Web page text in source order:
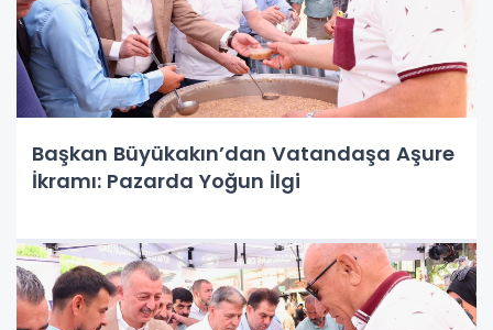
Başkan Büyükakın’dan Vatandaşa Aşure
İkramı: Pazarda Yoğun İlgi